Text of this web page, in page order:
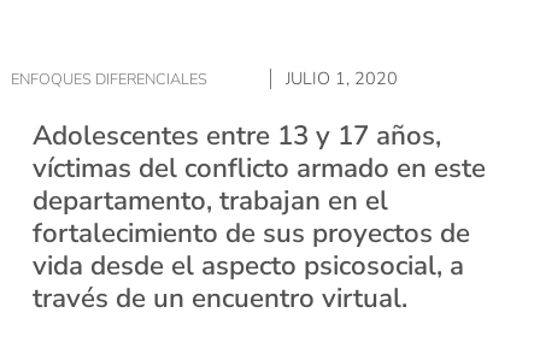
ENFOQUES DIFERENCIALES JULIO 1, 2020
Adolescentes entre 13 y 17 años,
víctimas del conflicto armado en este
departamento, trabajan en el
fortalecimiento de sus proyectos de
vida desde el aspecto psicosocial, a
través de un encuentro virtual.